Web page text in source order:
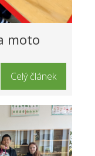
moto
Celý článek